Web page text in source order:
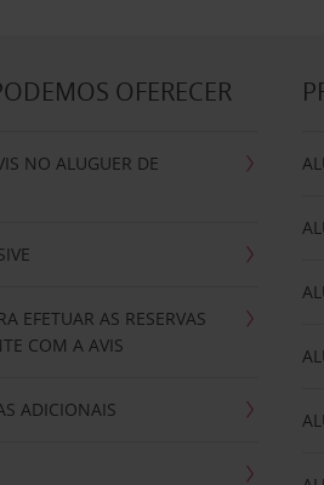
OFERECER
NO ALUGUER DE
EFETUAR AS RESERVAS
COM A AVIS
ADICIONAIS